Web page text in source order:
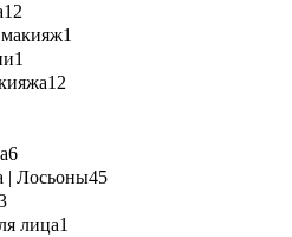
12
1
1
12
6
| Лосьоны45
лица1